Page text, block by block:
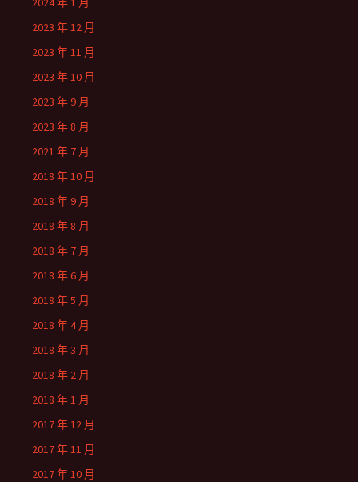
2023 年 12 月
2023 年 11 月
2023 年 10 月
2023 年 9 月
2023 年 8 月
2021 年 7 月
2018 年 10 月
2018 年 9 月
2018 年 8 月
2018 年 7 月
2018 年 6 月
2018 年 5 月
2018 年 4 月
2018 年 3 月
2018 年 2 月
2018 年 1 月
2017 年 12 月
2017 年 11 月
2017 年 10 月